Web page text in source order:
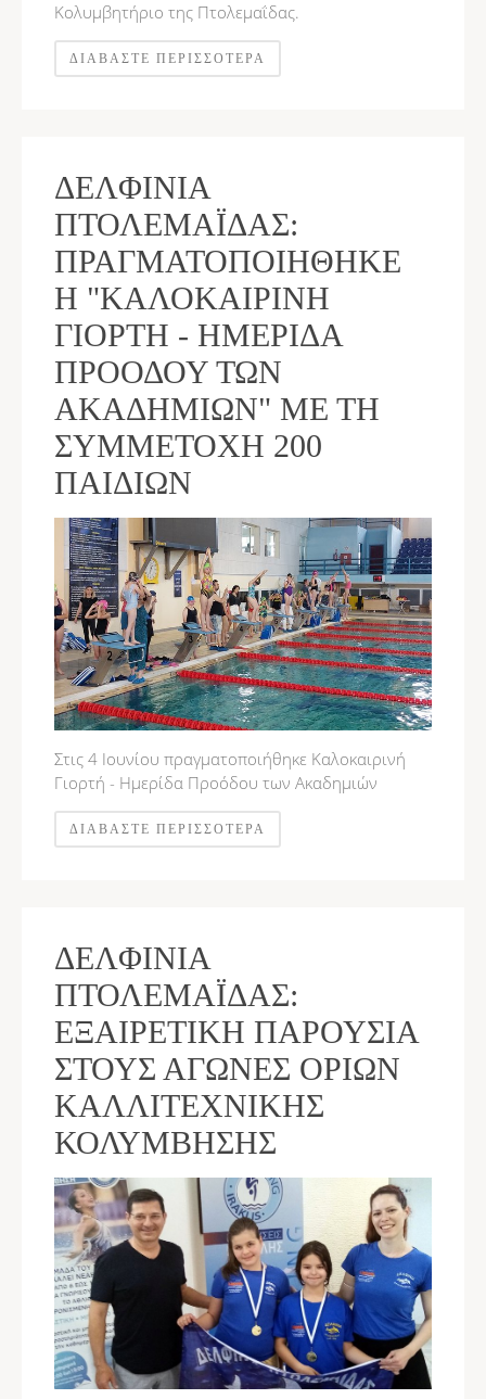
Κολυμβητήριο της Πτολεμαΐδας.
ΔΙΑΒΆΣΤΕ ΠΕΡΙΣΣΌΤΕΡΑ
ΔΕΛΦΊΝΙΑ
ΠΤΟΛΕΜΑΪ́ΔΑΣ:
ΠΡΑΓΜΑΤΟΠΟΙΉΘΗΚΕ
Η "ΚΑΛΟΚΑΙΡΙΝΉ
ΓΙΟΡΤΉ - ΗΜΕΡΊΔΑ
ΠΡΟΌΔΟΥ ΤΩΝ
ΑΚΑΔΗΜΙΏΝ" ΜΕ ΤΗ
ΣΥΜΜΕΤΟΧΉ 200
ΠΑΙΔΙΏΝ
Στις 4 Ιουνίου πραγματοποιήθηκε Καλοκαιρινή
Γιορτή - Ημερίδα Προόδου των Ακαδημιών
ΔΙΑΒΆΣΤΕ ΠΕΡΙΣΣΌΤΕΡΑ
ΔΕΛΦΊΝΙΑ
ΠΤΟΛΕΜΑΪ́ΔΑΣ:
ΕΞΑΙΡΕΤΙΚΉ ΠΑΡΟΥΣΊΑ
ΣΤΟΥΣ ΑΓΏΝΕΣ ΟΡΊΩΝ
ΚΑΛΛΙΤΕΧΝΙΚΉΣ
ΚΟΛΎΜΒΗΣΗΣ